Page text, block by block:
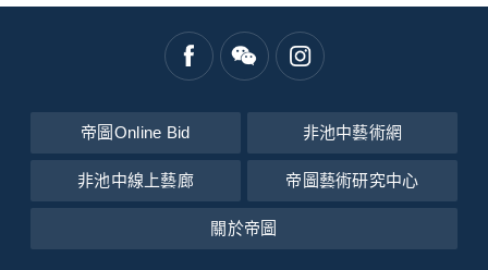
帝圖Online Bid 非池中藝術網
非池中線上藝廊 帝圖藝術研究中心
關於帝圖